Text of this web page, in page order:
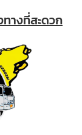
างที่สะดวก